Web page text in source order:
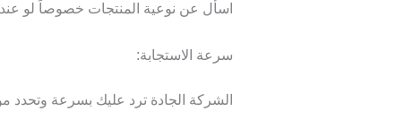
اسأل عن نوعية المنتجات خصوصاً لو
سرعة الاستجابة:
الشركة الجادة ترد عليك بسرعة وتحدد